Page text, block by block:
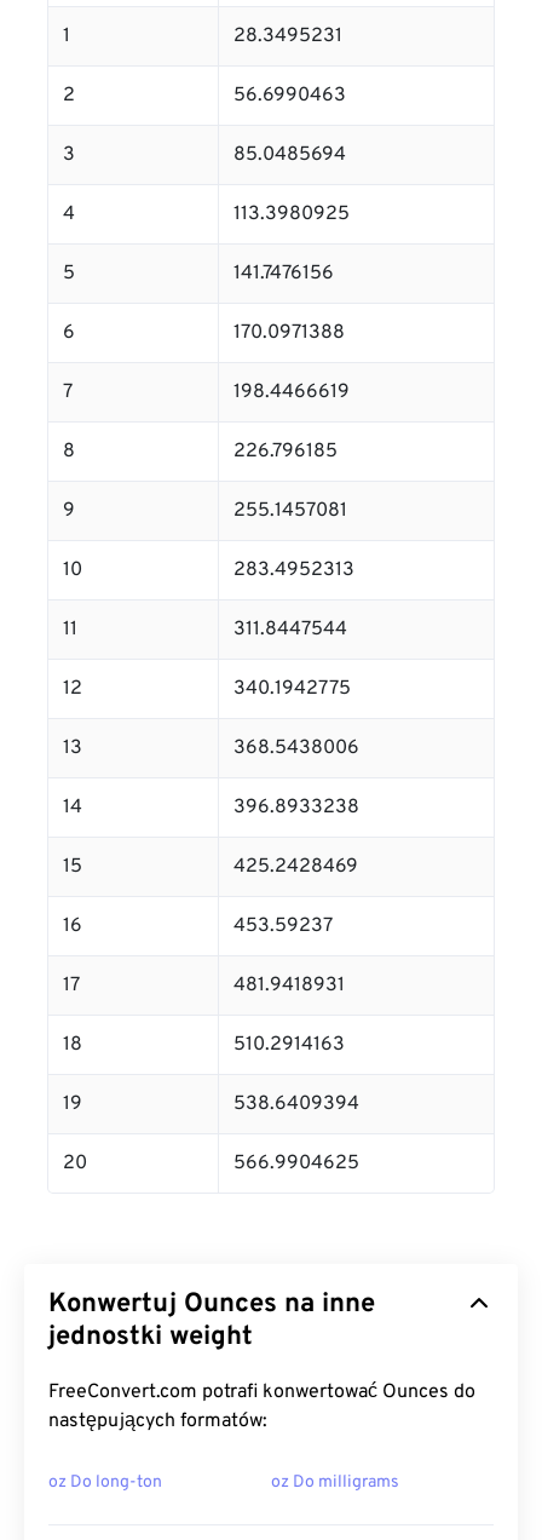
1 28.3495231
2 56.6990463
3 85.0485694
4 113.3980925
5 141.7476156
6 170.0971388
7 198.4466619
8 226.796185
9 255.1457081
10 283.4952313
11 311.8447544
12 340.1942775
13 368.5438006
14 396.8933238
15 425.2428469
16 453.59237
17 481.9418931
18 510.2914163
19 538.6409394
20 566.9904625
Konwertuj Ounces na inne
jednostki weight
FreeConvert.com potrafi konwertować Ounces do
następujących formatów:
oz Do long-ton oz Do milligrams